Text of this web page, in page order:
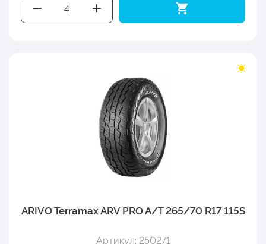
ARIVO Terramax ARV PRO A/T 265/70 R17 115S
Артикул: 250271